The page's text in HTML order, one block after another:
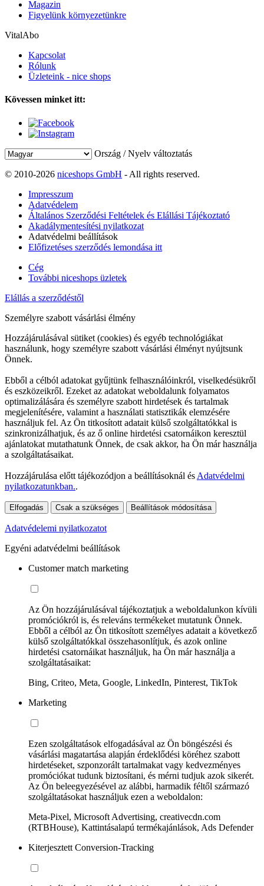
Magazin
Figyelünk környezetünkre
VitalAbo
Kapcsolat
Rólunk
Üzleteink - nice shops
Kövessen minket itt:
Ország / Nyelv változtatás
© 2010-2026 niceshops GmbH - All rights reserved.
Impresszum
Adatvédelem
Általános Szerződési Feltételek és Elállási Tájékoztató
Akadálymentesítési nyilatkozat
Adatvédelmi beállítások
Előfizetéses szerződés lemondása itt
Cég
További niceshops üzletek
Elállás a szerződéstől
Személyre szabott vásárlási élmény
Hozzájárulásával sütiket (cookies) és egyéb technológiákat
használunk, hogy személyre szabott vásárlási élményt nyújtsunk
Önnek.
Ebből a célból adatokat gyűjtünk felhasználóinkról, viselkedésükről
és eszközeikről. Ezeket az adatokat weboldalunk folyamatos
optimalizálására és személyre szabott hirdetések és tartalmak
megjelenítésére, valamint a használati statisztikák elemzésére
használjuk fel. Az Ön titkosított adatait külső szolgáltatókkal is
szinkronizálhatjuk, és az ő online hirdetési csatornáikon keresztül
ajánlatokat mutathatunk Önnek, de csak akkor, ha Ön már használja
a szolgáltatásaikat.
Hozzájárulása előtt tájékozódjon a beállításoknál és Adatvédelmi
nyilatkozatunkban..
Elfogadás Csak a szükséges Beállítások módosítása
Adatvédelemi nyilatkozatot
Egyéni adatvédelmi beállítások
Customer match marketing
Az Ön hozzájárulásával tájékoztatjuk a weboldalunkon kívüli
promóciókról is, és releváns termékeket mutatunk Önnek.
Ebből a célból az Ön titkosított személyes adatait a következő
külső szolgáltatókkal összehasonlítjuk, és azok online
hirdetési csatornáikat használjuk, ha Ön már használja a
szolgáltatásaikat:
Bing, Criteo, Meta, Google, LinkedIn, Pinterest, TikTok
Marketing
Ezen szolgáltatások elfogadásával az Ön böngészési és
vásárlási magatartása alapján érdeklődési köréhez szabott
hirdetéseket, szponzorált tartalmakat vagy kedvezményes
promóciókat tudunk biztosítani, és mérni tudjuk azok sikerét.
Az Ön beleegyezésével az alábbi, harmadik féltől származó
szolgáltatásokat használjuk ezen a weboldalon:
Meta-Pixel, Microsoft Advertising, creativecdn.com
(RTBHouse), Kattintásalapú termékajánlások, Ads Defender
Kiterjesztett Conversion-Tracking